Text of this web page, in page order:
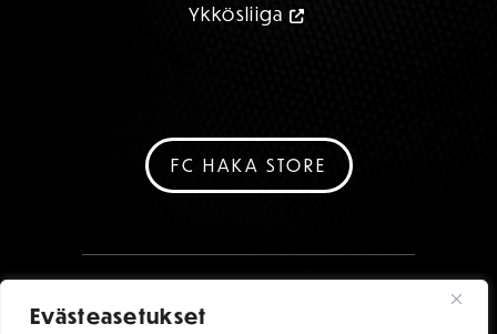
Evästeasetukset
Ykkösliiga
FC HAKA STORE